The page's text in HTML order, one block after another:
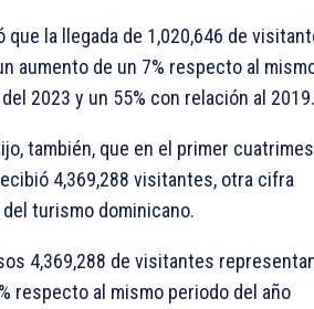
que la llegada de 1,020,646 de
aumento de un 7% respecto al
2023 y un 55% con relación al 2019.
también, que en el primer
4,369,288 visitantes, otra cifra
turismo dominicano.
4,369,288 de visitantes
respecto al mismo periodo del año